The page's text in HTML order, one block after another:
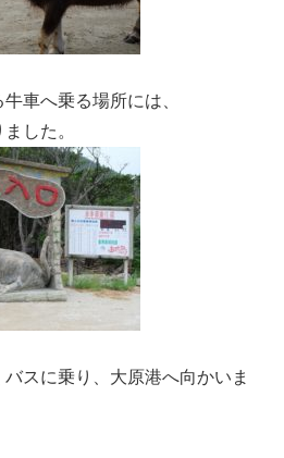
車へ乗る場所には、
した。
スに乗り、大原港へ向かいま